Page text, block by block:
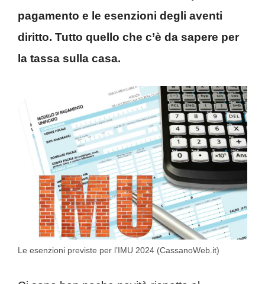
pagamento e le esenzioni degli aventi
diritto. Tutto quello che c’è da sapere per
la tassa sulla casa.
Le esenzioni previste per l’IMU 2024 (CassanoWeb.it)